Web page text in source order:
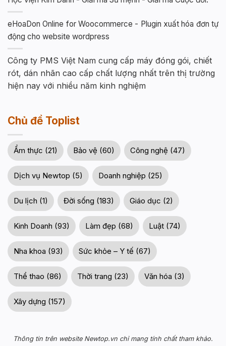
eHoaDon Online for Woocommerce - Plugin xuất hóa đơn tự
động cho website wordpress
Công ty PMS Việt Nam cung cấp máy đóng gói, chiết
rót, dán nhãn cao cấp chất lượng nhất trên thị trường
hiện nay với nhiều năm kinh nghiệm
Chủ đề Toplist
Ẩm thực (21) Bảo vệ (60) Công nghệ (47)
Dịch vụ Newtop (5) Doanh nghiệp (25)
Du lịch (1) Đời sống (183) Giáo dục (2)
Kinh Doanh (93) Làm đẹp (68) Luật (74)
Nha khoa (93) Sức khỏe – Y tế (67)
Thể thao (86) Thời trang (23) Văn hóa (3)
Xây dựng (157)
Thông tin trên website Newtop.vn chỉ mang tính chất tham khảo.